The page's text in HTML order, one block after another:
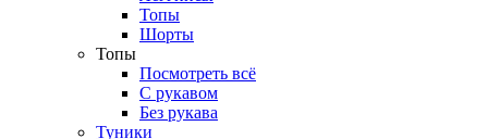
Топы
Шорты
Топы
Посмотреть всё
C рукавом
Без рукава
Туники